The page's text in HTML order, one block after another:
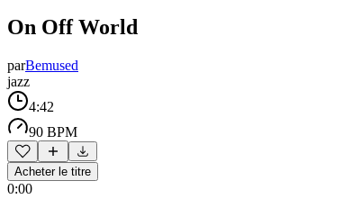
On Off World
parBemused
jazz
4:42
90 BPM
Acheter le titre
0:00